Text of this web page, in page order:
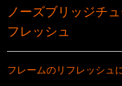
ノーズブリッジチ
フレッシュ
フレームのリフレッシュ